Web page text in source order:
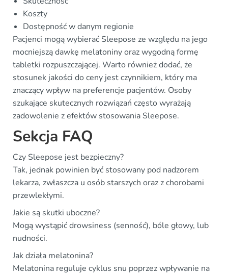
Koszty
Dostępność w danym regionie
Pacjenci mogą wybierać Sleepose ze względu na jego
mocniejszą dawkę melatoniny oraz wygodną formę
tabletki rozpuszczającej. Warto również dodać, że
stosunek jakości do ceny jest czynnikiem, który ma
znaczący wpływ na preferencje pacjentów. Osoby
szukające skutecznych rozwiązań często wyrażają
zadowolenie z efektów stosowania Sleepose.
Sekcja FAQ
Czy Sleepose jest bezpieczny?
Tak, jednak powinien być stosowany pod nadzorem
lekarza, zwłaszcza u osób starszych oraz z chorobami
przewlekłymi.
Jakie są skutki uboczne?
Mogą wystąpić drowsiness (senność), bóle głowy, lub
nudności.
Jak działa melatonina?
Melatonina reguluje cyklus snu poprzez wpływanie na